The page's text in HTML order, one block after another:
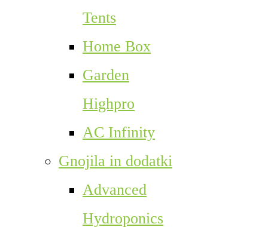
Tents
Home Box
Garden
Highpro
AC Infinity
Gnojila in dodatki
Advanced
Hydroponics